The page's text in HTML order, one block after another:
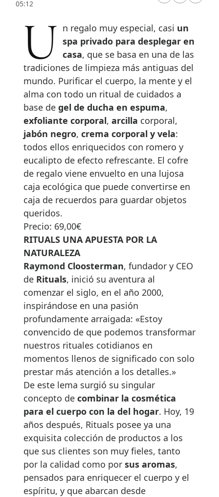
05:12
Un regalo muy especial, casi un
spa privado para desplegar en
casa, que se basa en una de las
tradiciones de limpieza más antiguas del
mundo. Purificar el cuerpo, la mente y el
alma con todo un ritual de cuidados a
base de gel de ducha en espuma,
exfoliante corporal, arcilla corporal,
jabón negro, crema corporal y vela:
todos ellos enriquecidos con romero y
eucalipto de efecto refrescante. El cofre
de regalo viene envuelto en una lujosa
caja ecológica que puede convertirse en
caja de recuerdos para guardar objetos
queridos.
Precio: 69,00€
RITUALS UNA APUESTA POR LA
NATURALEZA
Raymond Cloosterman, fundador y CEO
de Rituals, inició su aventura al
comenzar el siglo, en el año 2000,
inspirándose en una pasión
profundamente arraigada: «Estoy
convencido de que podemos transformar
nuestros rituales cotidianos en
momentos llenos de significado con solo
prestar más atención a los detalles.»
De este lema surgió su singular
concepto de combinar la cosmética
para el cuerpo con la del hogar. Hoy, 19
años después, Rituals posee ya una
exquisita colección de productos a los
que sus clientes son muy fieles, tanto
por la calidad como por sus aromas,
pensados para enriquecer el cuerpo y el
espíritu, y que abarcan desde